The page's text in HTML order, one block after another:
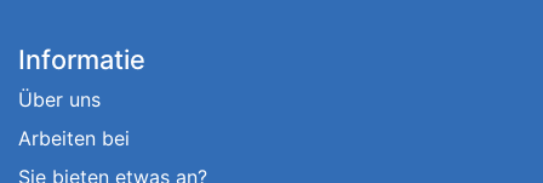
Informatie
Über uns
Arbeiten bei
Sie bieten etwas an?